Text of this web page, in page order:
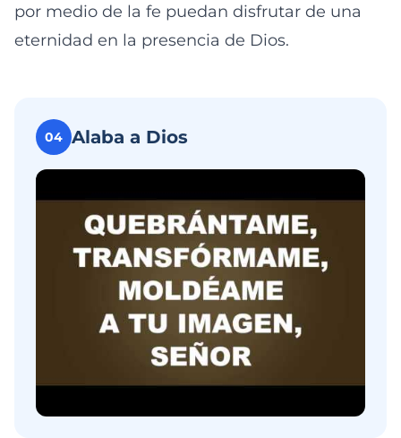
por medio de la fe puedan disfrutar de una
eternidad en la presencia de Dios.
04 Alaba a Dios